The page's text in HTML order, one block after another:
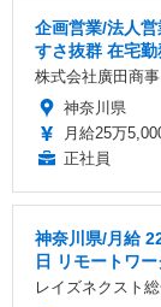
企画営業/法人
すさ抜群 在宅勤
株式会社廣田商事
神奈川県
月給25万
正社員
神奈川県/月給
日 リモートワ
レイズネクスト